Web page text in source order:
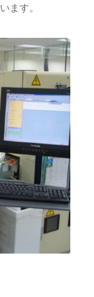
ます。